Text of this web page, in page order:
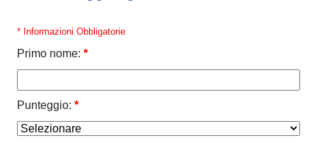
* Informazioni Obbligatorie
Primo nome: *
Punteggio: *